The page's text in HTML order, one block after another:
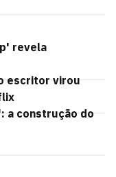
revela
escritor virou
a construção do